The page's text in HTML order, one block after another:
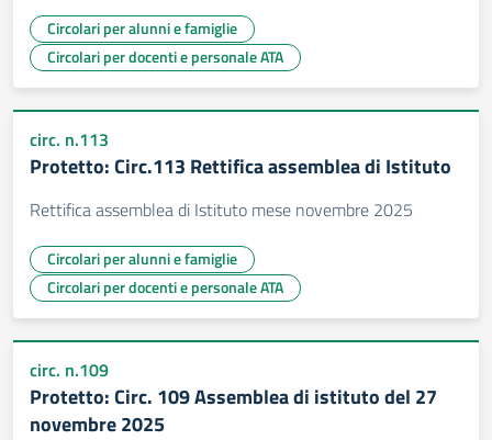
Circolari per alunni e famiglie
Circolari per docenti e personale ATA
circ. n.113
Protetto: Circ.113 Rettifica assemblea di Istituto
Rettifica assemblea di Istituto mese novembre 2025
Circolari per alunni e famiglie
Circolari per docenti e personale ATA
circ. n.109
Protetto: Circ. 109 Assemblea di istituto del 27
novembre 2025